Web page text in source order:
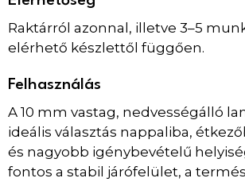
Raktárról azonnal, illetve 3–5
elérhető készlettől függően.
Felhasználás
A 10 mm vastag, nedvességálló
ideális választás nappaliba,
és nagyobb igénybevételű
fontos a stabil járófelület, a